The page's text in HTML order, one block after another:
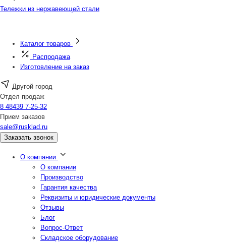
Тележки из нержавеющей стали
Каталог товаров
Распродажа
Изготовление на заказ
Другой город
Отдел продаж
8 48439 7-25-32
Прием заказов
sale@rusklad.ru
Заказать звонок
О компании
О компании
Производство
Гарантия качества
Реквизиты и юридические документы
Отзывы
Блог
Вопрос-Ответ
Складское оборудование